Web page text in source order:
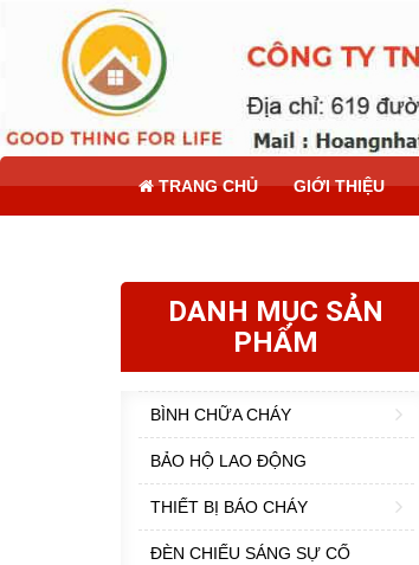
TRANG CHỦ GIỚI THIỆU
DANH MỤC SẢN
PHẨM
BÌNH CHỮA CHÁY
BẢO HỘ LAO ĐỘNG
THIẾT BỊ BÁO CHÁY
ĐÈN CHIẾU SÁNG SỰ CỐ